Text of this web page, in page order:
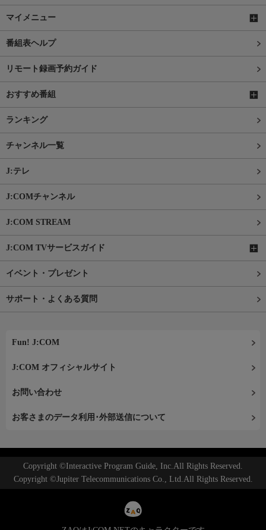
マイメニュー
番組表ヘルプ
リモート録画予約ガイド
おすすめ番組
ランキング
チャンネル一覧
J:テレ
J:COMチャンネル
J:COM STREAM
J:COM TVサービスガイド
イベント・プレゼント
サポート・よくある質問
Fun! J:COM
J:COM オフィシャルサイト
お問い合わせ
お客さまのデータ利用･外部送信について
Copyright ©Interactive Program Guide, Inc.All Rights Reserved.
Copyright ©Jupiter Telecommunications Co., Ltd.All Rights Reserved.